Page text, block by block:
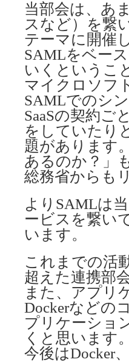
当部会は、あ
スなど）を繋
テーマに開催
SAMLをベー
いくというこ
マイクロソフ
SAMLでのシ
SaaSの契約ご
をしていたり
題があります
あるのか？」
総務省からも
よりSAMLは
ービスを繋い
います。
これまでの活
超えた連携部
また、アプリ
Dockerなどの
プリケーショ
くと思います。
今後はDocker